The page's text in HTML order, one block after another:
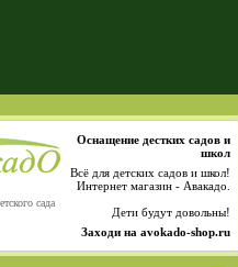
сада
Оснащение дестких садов и
школ
Всё для детских садов и школ!
Интернет магазин - Авакадо.
Дети будут довольны!
Заходи на avokado-shop.ru